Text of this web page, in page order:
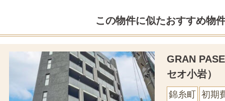
この物件に似たおすすめ物
GRAN
セオ小岩）
錦糸町
初期